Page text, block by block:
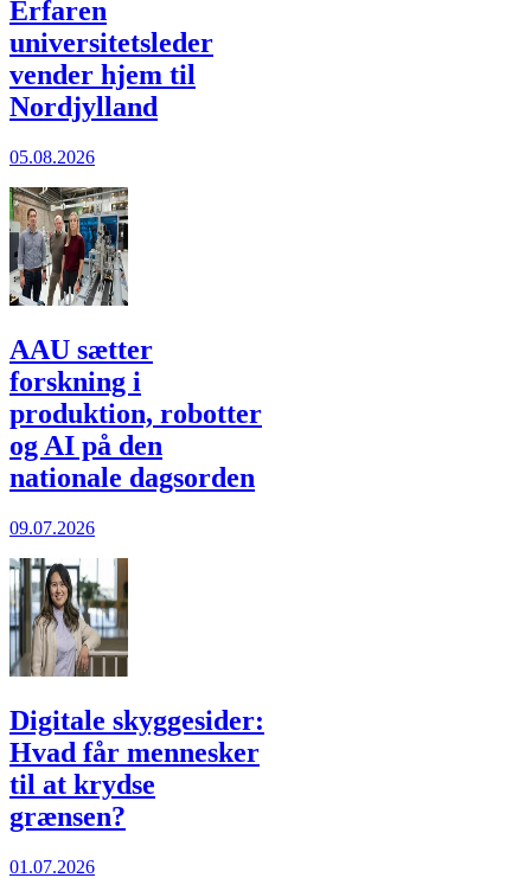
Erfaren
universitetsleder
vender hjem til
Nordjylland
05.08.2026
AAU sætter
forskning i
produktion, robotter
og AI på den
nationale dagsorden
09.07.2026
Digitale skyggesider:
Hvad får mennesker
til at krydse
grænsen?
01.07.2026